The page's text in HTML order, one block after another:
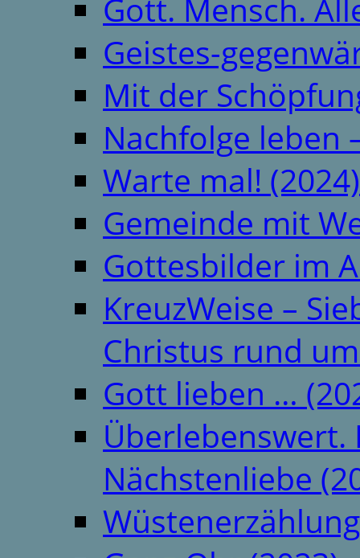
Gott. Mensch.
Geistes-
Mit der
Nachfolge leben
Warte mal! (2024)
Gemeinde mit
Gottesbilder im
KreuzWeise –
Christus rund
Gott lieben …
Überlebenswert.
Nächstenliebe